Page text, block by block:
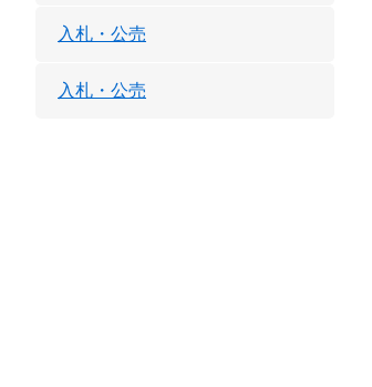
入札・公売
入札・公売